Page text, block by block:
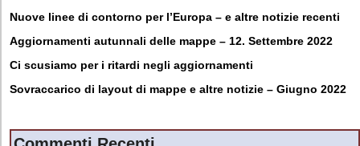
Nuove linee di contorno per l’Europa – e altre notizie recenti
Aggiornamenti autunnali delle mappe – 12. Settembre 2022
Ci scusiamo per i ritardi negli aggiornamenti
Sovraccarico di layout di mappe e altre notizie – Giugno 2022